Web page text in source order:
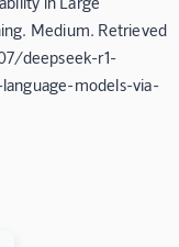
Medium. Retrieved
deepseek-r1-
models-via-